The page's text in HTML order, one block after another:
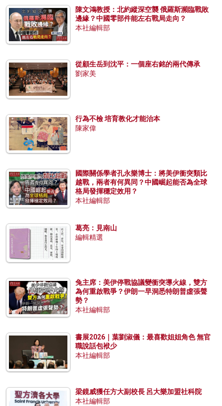
陳文鴻教授：北約縱深空襲 俄羅斯瀕臨戰敗
邊緣？中國零部件能左右戰局走向？
本社編輯部
從顧生岳到沈平：一個座右銘的兩代傳承
劉家美
行為不檢 培育教化才能治本
陳家偉
國際關係學者孔永樂博士：將美伊衝突類比
越戰，兩者有何異同？中國崛起能否為全球
格局發揮穩定效用？
本社編輯部
葛亮：見南山
編輯精選
兔主席：美伊停戰協議變衝突導火線，雙方
為何重啟戰爭？伊朗一早洞悉特朗普虛張聲
勢？
本社編輯部
書展2026｜葉劉淑儀：最喜歡姐姐角色 無官
職說話包袱少
本社編輯部
梁鏡威獲任方大副校長 呂大樂加盟社科院
本社編輯部